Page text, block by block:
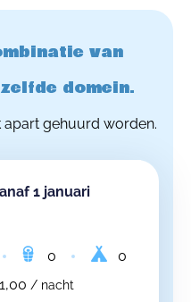
van
domein.
apart gehuurd worden.
1 januari
0
0
/ nacht